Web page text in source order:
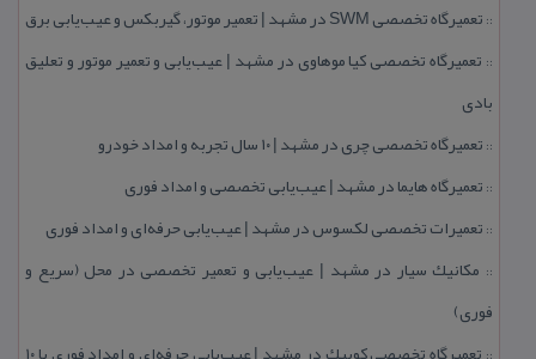
:: تعمیرگاه تخصصی SWM در مشهد | تعمیر موتور، گیربكس و عیب‌یابی برق
:: تعمیرگاه تخصصی كیا موهاوی در مشهد | عیب‌یابی و تعمیر موتور و تعلیق
بادی
:: تعمیرگاه تخصصی چری در مشهد | ۱۰ سال تجربه و امداد خودرو
:: تعمیرگاه هایما در مشهد | عیب‌یابی تخصصی و امداد فوری
:: تعمیرات تخصصی لكسوس در مشهد | عیب‌یابی حرفه‌ای و امداد فوری
:: مكانیك سیار در مشهد | عیب‌یابی و تعمیر تخصصی در محل (سریع و
فوری)